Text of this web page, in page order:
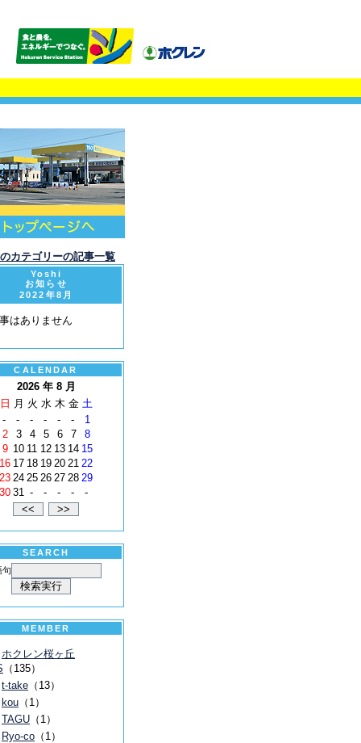
カテゴリーの記事一覧
Yoshi
お知らせ
2022年8月
はありません
CALENDAR
2026 年 8 月
日 月 火 水 木 金 土
-
- - - - -
1
2
3 4 5 6 7
8
9 10 11 12 13 14 15
16 17 18 19 20 21 22
23 24 25 26 27 28 29
30 31 - - - - -
SEARCH
句
MEMBER
ホクレン桜ヶ丘
（135）
t-take （13）
kou （1）
TAGU （1）
Ryo-co （1）